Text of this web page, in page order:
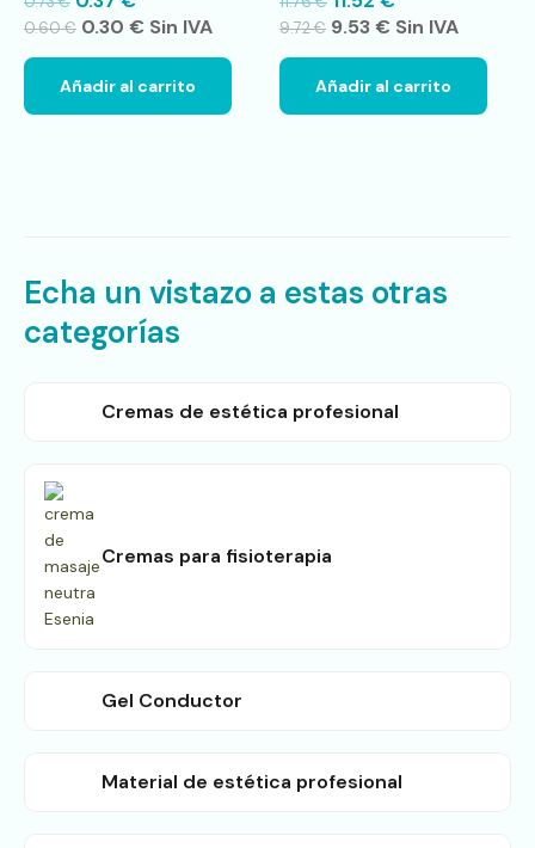
0.60€ 0.30 € Sin IVA
Añadir al carrito
9.72€ 9.53€ Sin IVA
Añadir al carrito
Echa un vistazo a estas otras
categorías
Cremas de estética profesional
Cremas para fisioterapia
Gel Conductor
Material de estética profesional